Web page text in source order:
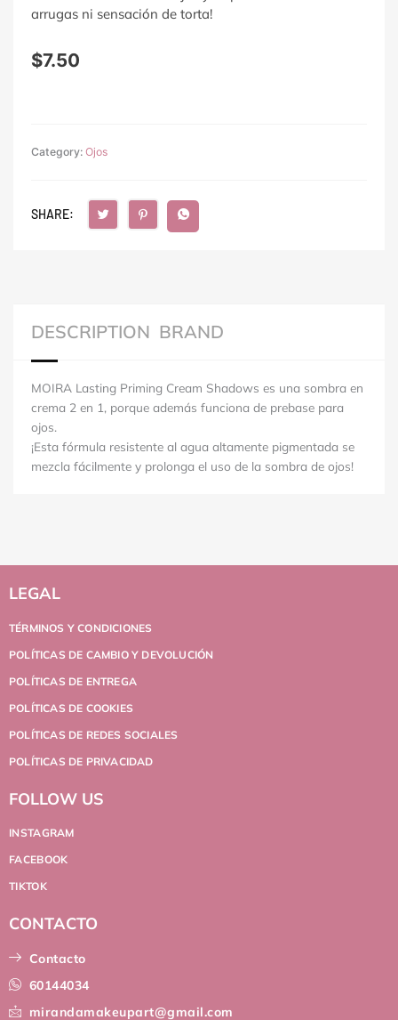
arrugas ni sensación de torta!
$7.50
Category: Ojos
SHARE:
DESCRIPTION BRAND
MOIRA Lasting Priming Cream Shadows es una sombra en
crema 2 en 1, porque además funciona de prebase para
ojos.
¡Esta fórmula resistente al agua altamente pigmentada se
mezcla fácilmente y prolonga el uso de la sombra de ojos!
LEGAL
TÉRMINOS Y CONDICIONES
POLÍTICAS DE CAMBIO Y DEVOLUCIÓN
POLÍTICAS DE ENTREGA
POLÍTICAS DE COOKIES
POLÍTICAS DE REDES SOCIALES
POLÍTICAS DE PRIVACIDAD
FOLLOW US
INSTAGRAM
FACEBOOK
TIKTOK
CONTACTO
Contacto
60144034
mirandamakeupart@gmail.com